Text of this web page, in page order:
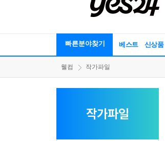
빠른분야찾기 베스트 신상품
웰컴 작가파일
작가파일